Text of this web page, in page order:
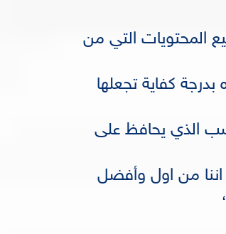
المحتويات التي من
كفاية تجعلها
الذي يحافظ على
اننا من اول وأفضل